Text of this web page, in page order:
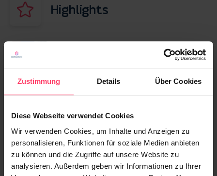
Zustimmung Details Über Cookies
Diese Webseite verwendet Cookies
Wir verwenden Cookies, um Inhalte und Anzeigen zu
personalisieren, Funktionen für soziale Medien anbieten
zu können und die Zugriffe auf unsere Website zu
analysieren. Außerdem geben wir Informationen zu Ihrer
Highlights
Content Distribution: Schluss mit „Post
Native Advertising informiert – und kann
mit KI jetzt auch beraten
13. MÄRZ 2026
Display Werbung vs. Native Advertising: Was